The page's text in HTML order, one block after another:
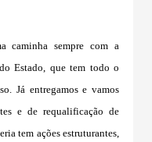
caminha sempre com a
Estado, que tem todo o
Já entregamos e vamos
e de requalificação de
tem ações estruturantes,